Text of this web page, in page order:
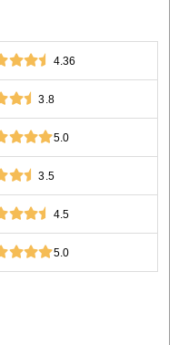
4.36
3.8
5.0
3.5
4.5
5.0